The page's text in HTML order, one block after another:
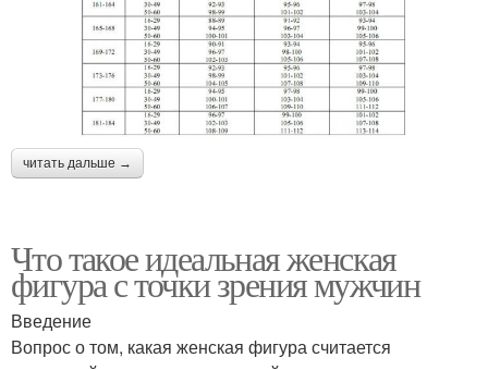
читать дальше →
Что такое идеальная женская
фигура с точки зрения мужчин
Введение
Вопрос о том, какая женская фигура считается